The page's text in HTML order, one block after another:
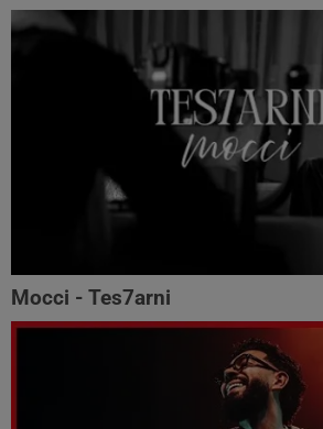
Mocci - Tes7arni